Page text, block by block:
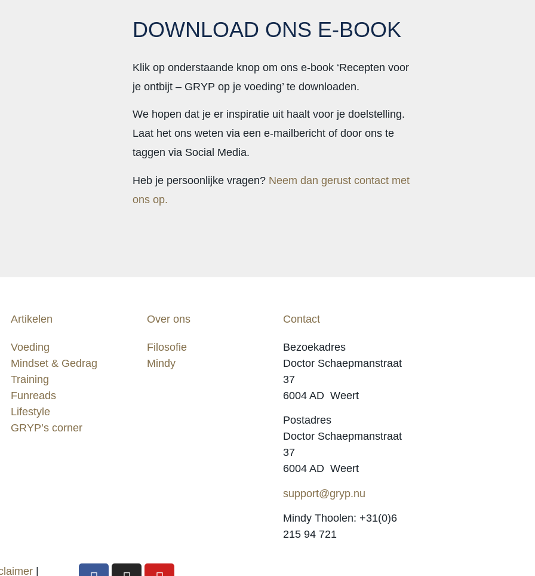
DOWNLOAD ONS E-BOOK
Klik op onderstaande knop om ons e-book ‘Recepten voor
je ontbijt – GRYP op je voeding’ te downloaden.
We hopen dat je er inspiratie uit haalt voor je doelstelling.
Laat het ons weten via een e-mailbericht of door ons te
taggen via Social Media.
Heb je persoonlijke vragen? Neem dan gerust contact met
ons op.
Artikelen
Voeding
Mindset & Gedrag
Training
Funreads
Lifestyle
GRYP’s corner
Over ons
Filosofie
Mindy
Contact
Bezoekadres
Doctor Schaepmanstraat
37
6004 AD Weert
Postadres
Doctor Schaepmanstraat
37
6004 AD Weert
support@gryp.nu
Mindy Thoolen: +31(0)6
215 94 721
|